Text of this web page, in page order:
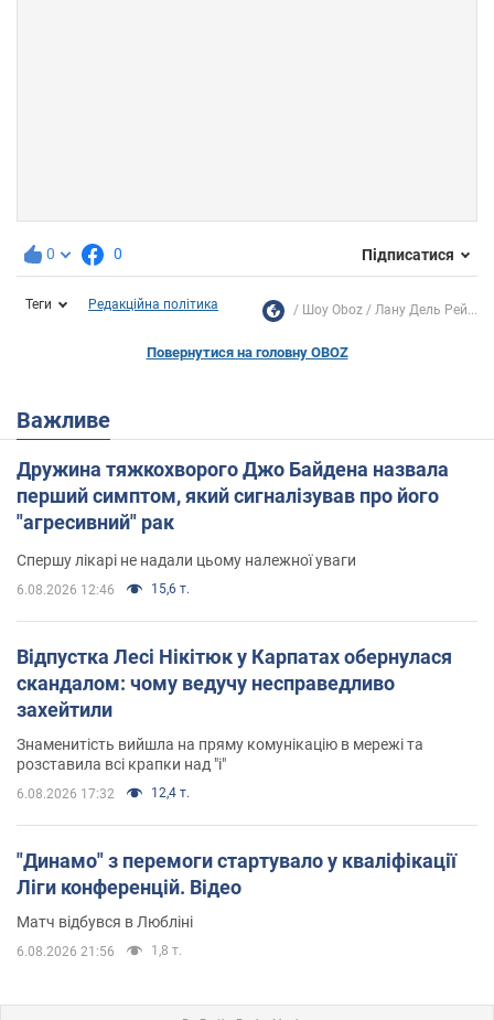
0 0 Підписатися
Теги Редакційна політика Шоу Oboz Лану Дель Рей...
Повернутися на головну OBOZ
Важливе
Дружина тяжкохворого Джо Байдена назвала
перший симптом, який сигналізував про його
"агресивний" рак
Спершу лікарі не надали цьому належної уваги
6.08.2026 12:46 15,6 т.
Відпустка Лесі Нікітюк у Карпатах обернулася
скандалом: чому ведучу несправедливо
захейтили
Знаменитість вийшла на пряму комунікацію в мережі та
розставила всі крапки над "і"
6.08.2026 17:32 12,4 т.
"Динамо" з перемоги стартувало у кваліфікації
Ліги конференцій. Відео
Матч відбувся в Любліні
6.08.2026 21:56 1,8 т.